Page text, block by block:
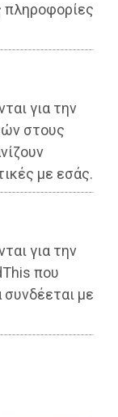
πληροφορίες
για την
στους
με εσάς.
για την
που
συνδέεται με